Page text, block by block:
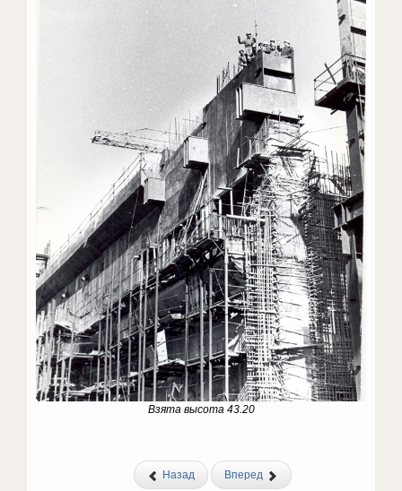
Взята высота 43.20
Назад Вперед